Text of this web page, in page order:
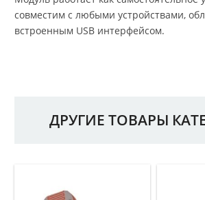
совместим с любыми устройствами,
встроенным USB интерфейсом.
ДРУГИЕ ТОВАРЫ